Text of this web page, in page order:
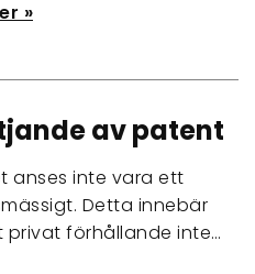
»
av patent
anses inte vara ett
Detta innebär
förhållande inte…